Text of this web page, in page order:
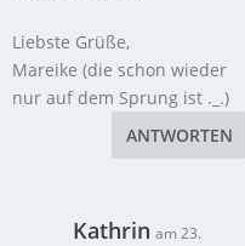
Liebste Grüße,
Mareike (die schon wieder
nur auf dem Sprung ist ._.)
ANTWORTEN
Kathrin am 23.